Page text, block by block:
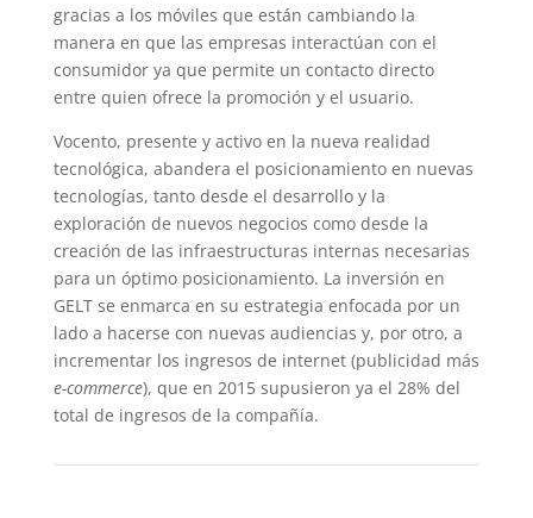
gracias a los móviles que están cambiando la
manera en que las empresas interactúan con el
consumidor ya que permite un contacto directo
entre quien ofrece la promoción y el usuario.
Vocento, presente y activo en la nueva realidad
tecnológica, abandera el posicionamiento en nuevas
tecnologías, tanto desde el desarrollo y la
exploración de nuevos negocios como desde la
creación de las infraestructuras internas necesarias
para un óptimo posicionamiento. La inversión en
GELT se enmarca en su estrategia enfocada por un
lado a hacerse con nuevas audiencias y, por otro, a
incrementar los ingresos de internet (publicidad más
e-commerce), que en 2015 supusieron ya el 28% del
total de ingresos de la compañía.